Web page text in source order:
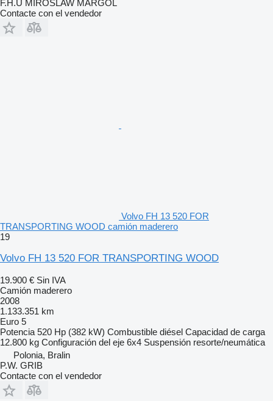
F.H.U MIROSLAW MARGOL
Contacte con el vendedor
Volvo FH 13 520 FOR
TRANSPORTING WOOD camión maderero
19
Volvo FH 13 520 FOR TRANSPORTING WOOD
19.900 € Sin IVA
Camión maderero
2008
1.133.351 km
Euro 5
Potencia 520 Hp (382 kW) Combustible diésel Capacidad de carga
12.800 kg Configuración del eje 6x4 Suspensión resorte/neumática
Polonia, Bralin
P.W. GRIB
Contacte con el vendedor